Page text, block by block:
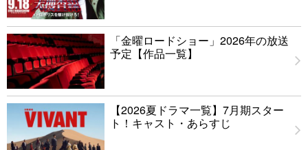
「金曜ロードショー」2026年の放送
予定【作品一覧】
【2026夏ドラマ一覧】7月期スター
ト！キャスト・あらすじ